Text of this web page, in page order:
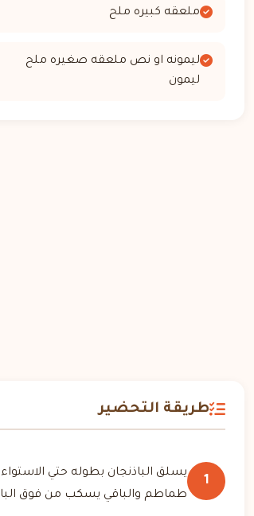
ملعقه كبيره ملح
ليمونه او نص ملعقه صغيره ملح
ليمون
طريقة التحضير
1
يسلق الباذنجان بطوله حتي
طماطم والباقي يسكب من فوق الباذنجان ويدخل